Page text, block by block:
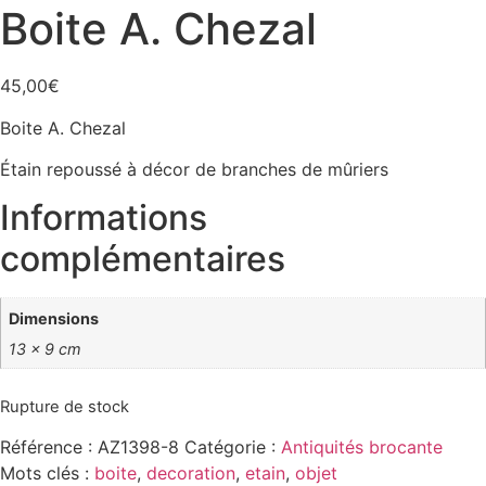
Boite A. Chezal
45,00€
Boite A. Chezal
Étain repoussé à décor de branches de mûriers
Informations
complémentaires
Dimensions
13 × 9 cm
Rupture de stock
Référence : AZ1398-8 Catégorie : Antiquités brocante
Mots clés : boite, decoration, etain, objet